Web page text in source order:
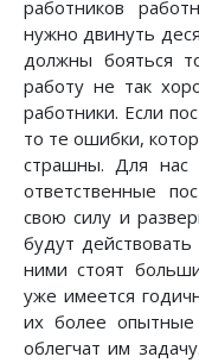
работников
нужно двинуть
должны бояться
работу не так
работники. Если
то те ошибки,
страшны. Для нас
ответственные
свою силу и
будут
ними стоят
уже имеется
их более
облегчат им